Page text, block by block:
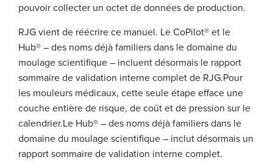
pouvoir collecter un octet de données de production.
RJG vient de réécrire ce manuel. Le CoPilot® et le
Hub® – des noms déjà familiers dans le domaine du
moulage scientifique – incluent désormais le rapport
sommaire de validation interne complet de RJG.Pour
les mouleurs médicaux, cette seule étape efface une
couche entière de risque, de coût et de pression sur le
calendrier.Le Hub® – des noms déjà familiers dans le
domaine du moulage scientifique – inclut désormais un
rapport sommaire de validation interne complet.